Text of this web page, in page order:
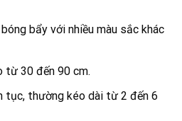
bẩy với nhiều màu sắc khác
từ 30 đến 90 cm.
tục, thường kéo dài từ 2 đến 6